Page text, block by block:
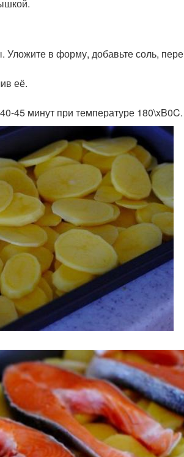
в форму, добавьте соль,
её.
45 минут при температуре 180\xB0C.